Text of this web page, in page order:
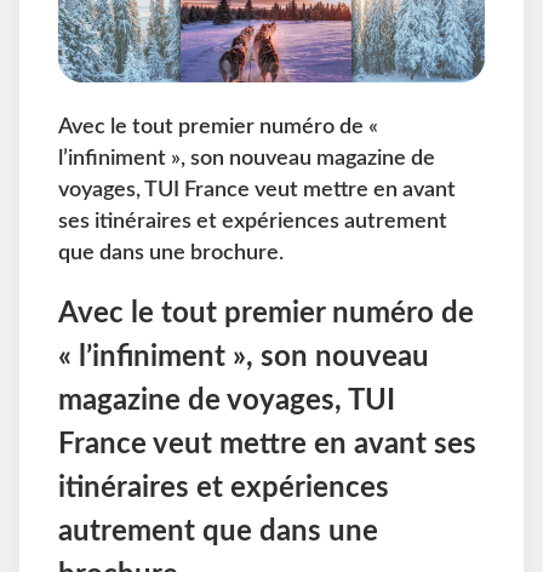
Avec le tout premier numéro de «
l’infiniment », son nouveau magazine de
voyages, TUI France veut mettre en avant
ses itinéraires et expériences autrement
que dans une brochure.
Avec le tout premier numéro de
« l’infiniment », son nouveau
magazine de voyages, TUI
France veut mettre en avant ses
itinéraires et expériences
autrement que dans une